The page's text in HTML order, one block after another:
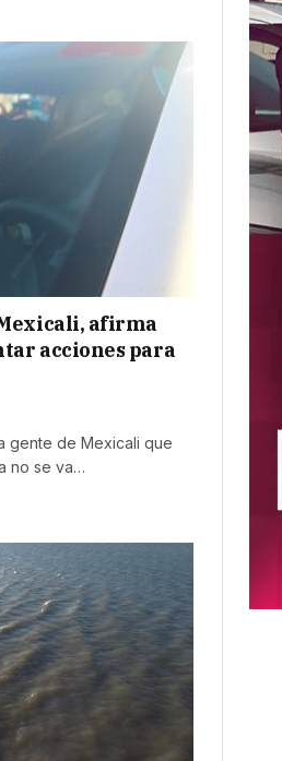
afirma
acciones para
gente de Mexicali que
no se va…